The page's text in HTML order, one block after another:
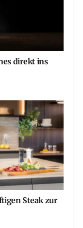
direkt ins
Steak zur